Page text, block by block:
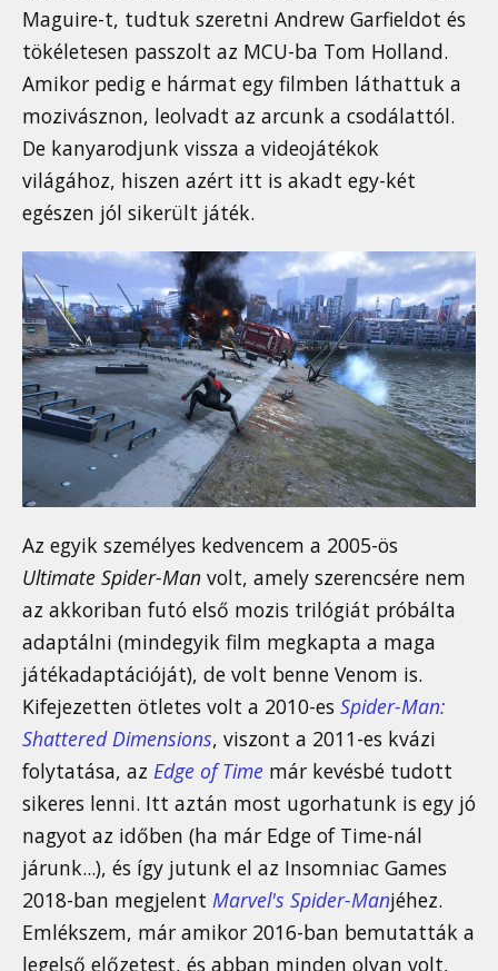
Maguire-t, tudtuk szeretni Andrew Garfieldot és
tökéletesen passzolt az MCU-ba Tom Holland.
Amikor pedig e hármat egy filmben láthattuk a
mozivásznon, leolvadt az arcunk a csodálattól.
De kanyarodjunk vissza a videojátékok
világához, hiszen azért itt is akadt egy-két
egészen jól sikerült játék.
Az egyik személyes kedvencem a 2005-ös
Ultimate Spider-Man volt, amely szerencsére nem
az akkoriban futó első mozis trilógiát próbálta
adaptálni (mindegyik film megkapta a maga
játékadaptációját), de volt benne Venom is.
Kifejezetten ötletes volt a 2010-es Spider-Man:
Shattered Dimensions, viszont a 2011-es kvázi
folytatása, az Edge of Time már kevésbé tudott
sikeres lenni. Itt aztán most ugorhatunk is egy jó
nagyot az időben (ha már Edge of Time-nál
járunk...), és így jutunk el az Insomniac Games
2018-ban megjelent Marvel's Spider-Manjéhez.
Emlékszem, már amikor 2016-ban bemutatták a
legelső előzetest, és abban minden olyan volt,